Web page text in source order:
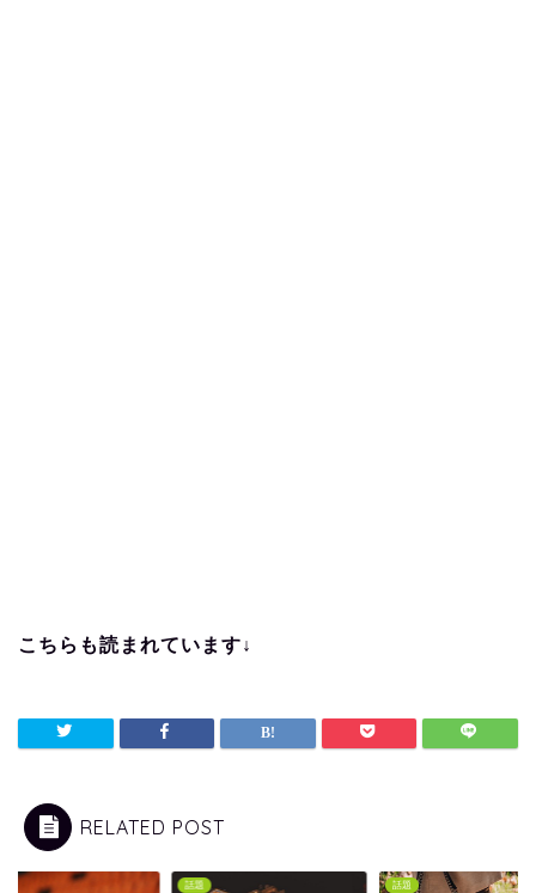
こちらも読まれています↓
RELATED POST
話題 話題